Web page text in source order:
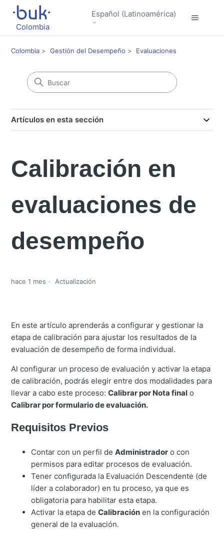
Colombia
Español (Latinoamérica)
Colombia Gestión del Desempeño Evaluaciones
Artículos en esta sección
Calibración en
evaluaciones de
desempeño
hace 1 mes Actualización
En este artículo aprenderás a configurar y gestionar la
etapa de calibración para ajustar los resultados de la
evaluación de desempeño de forma individual.
Al configurar un proceso de evaluación y activar la etapa
de calibración, podrás elegir entre dos modalidades para
llevar a cabo este proceso:Calibrar por Nota final o
Calibrar por formulario de evaluación.
Requisitos Previos
Contar con un perfil deAdministrador o con
permisos para editar procesos de evaluación.
Tener configurada la Evaluación Descendente (de
líder a colaborador) en tu proceso, ya que es
obligatoria para habilitar esta etapa.
Activar la etapa deCalibración en la configuración
general de la evaluación.